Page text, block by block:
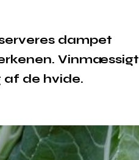
dampet
Vinmæssigt
af de hvide.